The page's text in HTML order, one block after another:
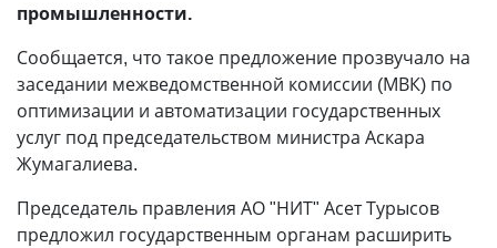
промышленности.
Сообщается, что такое предложение прозвучало на
заседании межведомственной комиссии (МВК) по
оптимизации и автоматизации государственных
услуг под председательством министра Аскара
Жумагалиева.
Председатель правления АО "НИТ" Асет Турысов
предложил государственным органам расширить